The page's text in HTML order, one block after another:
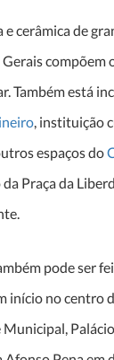
cerâmica de
compõem
Também está
, instituição
espaços do
Praça da
pode ser
início no centro